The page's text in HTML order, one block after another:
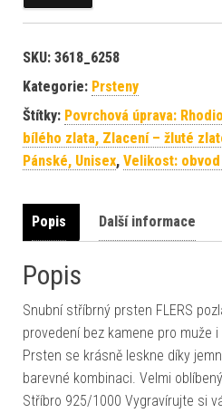
SKU: 3618_6258
Kategorie: Prsteny
Štítky: Povrchová úprava:
bílého zlata, Zlacení – žluté
Pánské, Unisex, Velikost: obvod
Popis Další informace
Popis
Snubní stříbrný prsten FLERS
provedení bez kamene pro muže
Prsten se krásně leskne díky
barevné kombinaci. Velmi
Stříbro 925/1000 Vygravírujte si